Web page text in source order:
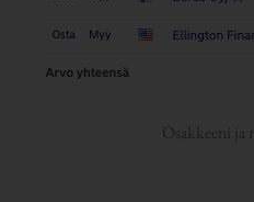
Osakkeeni ja